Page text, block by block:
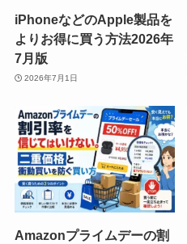
iPhoneなどのApple製品を
よりお得に買う方法2026年
7月版
2026年7月1日
Amazonプライムデーの割